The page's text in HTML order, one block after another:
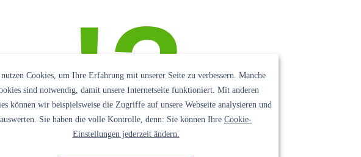
!?
Cookies, um Ihre Erfahrung mit unserer Seite zu verbessern. Manche
sind notwendig, damit unsere Internetseite funktioniert. Mit anderen
können wir beispielsweise die Zugriffe auf unsere Webseite analysieren und
auswerten. Sie haben die volle Kontrolle, denn: Sie können Ihre Cookie-
Einstellungen jederzeit ändern.